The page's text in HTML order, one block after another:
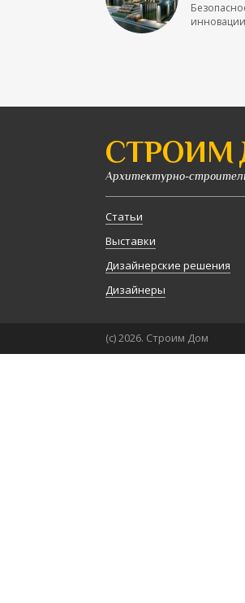
СТРОИМ
Архитектурно-
Статьи
Выставки
Дизайнерские решения
Дизайнеры
(с) 2026. Строим Дом